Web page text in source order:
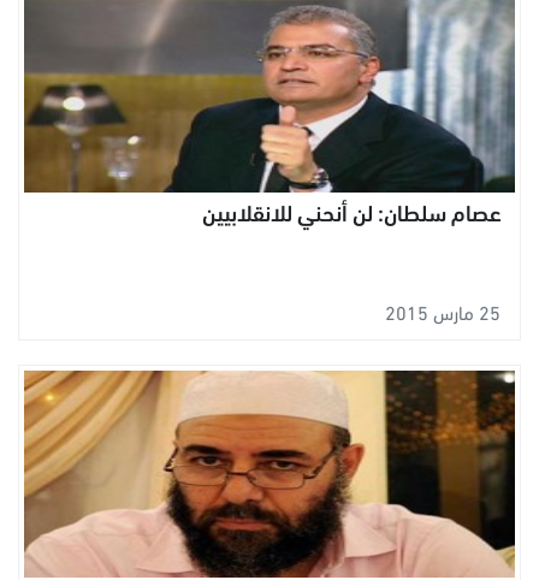
عصام سلطان: لن أنحني للانقلابيين
25 مارس 2015